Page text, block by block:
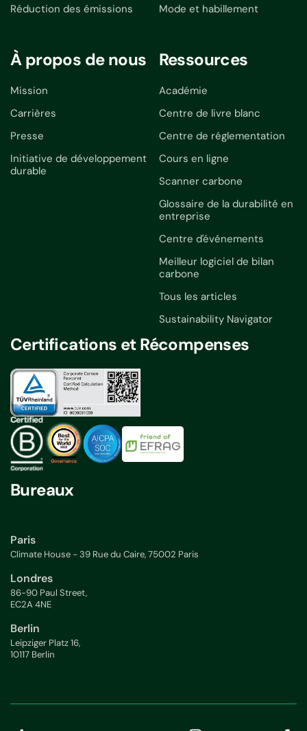
Réduction des émissions
Mode et habillement
À propos de nous
Mission
Carrières
Presse
Initiative de développement
durable
Ressources
Académie
Centre de livre blanc
Centre de réglementation
Cours en ligne
Scanner carbone
Glossaire de la durabilité en
entreprise
Centre d'événements
Meilleur logiciel de bilan
carbone
Tous les articles
Sustainability Navigator
Certifications et Récompenses
Bureaux
Paris
Climate House - 39 Rue du Caire, 75002 Paris
Londres
86-90 Paul Street,
EC2A 4NE
Berlin
Leipziger Platz 16,
10117 Berlin